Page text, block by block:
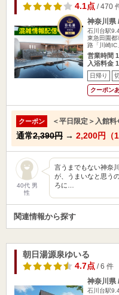
4.1点/ 470
神奈川県
石川台駅
東急田園都
路「川崎IC
営業時間
入浴料金
日帰り
クーポン
クーポン ＜平日限定＞入館
通常2,390円 → 2,200円（
40代 男
性
言うまでもない神奈
が、うまいなと思う
ろに…
関連情報から探す
朝日湯源泉ゆいる
4.7点/ 6 件
神奈川県
石川台駅